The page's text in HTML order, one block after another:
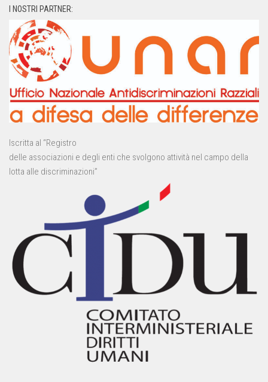
I NOSTRI PARTNER:
Iscritta al “Registro
delle associazioni e degli enti che svolgono attività nel campo della
lotta alle discriminazioni”